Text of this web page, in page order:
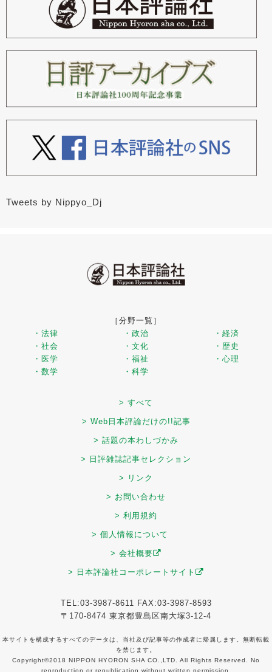
Tweets by Nippyo_Dj
［分野一覧］
・法律
・政治
・経済
・社会
・文化
・歴史
・医学
・福祉
・心理
・数学
・科学
> すべて
> Web日本評論だけの!!記事
> 話題の本わしづかみ
> 日評雑誌記事セレクション
> リンク
> お問い合わせ
> 利用規約
> 個人情報について
> 会社概要
> 日本評論社コーポレートサイト
TEL:03-3987-8611 FAX:03-3987-8593
〒170-8474 東京都豊島区南大塚3-12-4
本サイトを構成するすべてのデータは、当社及び記事等の作成者に帰属します。無断転載
を禁じます。
Copyright©2018 NIPPON HYORON SHA CO.,LTD. All Rights Reserved. No
reproduction or republication without written permission.